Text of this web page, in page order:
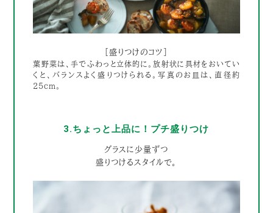
［盛りつけのコツ］
葉野菜は、手でふわっと立体的に。放射状に具材をおいてい
くと、バランスよく盛りつけられる。写真のお皿は、直径約
25cm。
3.ちょっと上品に！プチ盛りつけ
グラスに少量ずつ
盛りつけるスタイルで。